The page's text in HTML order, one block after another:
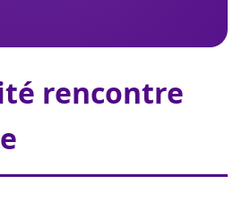
rencontre